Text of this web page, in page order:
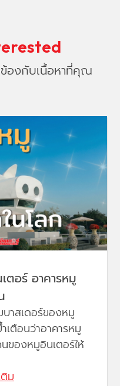
ข้องกับเนื้อหาที่คุณ
ตอร์ อาคารหมู
าสเดอร์ของหมู
ตือนว่าอาคารหมู
ของหมูอินเตอร์ให้
ม